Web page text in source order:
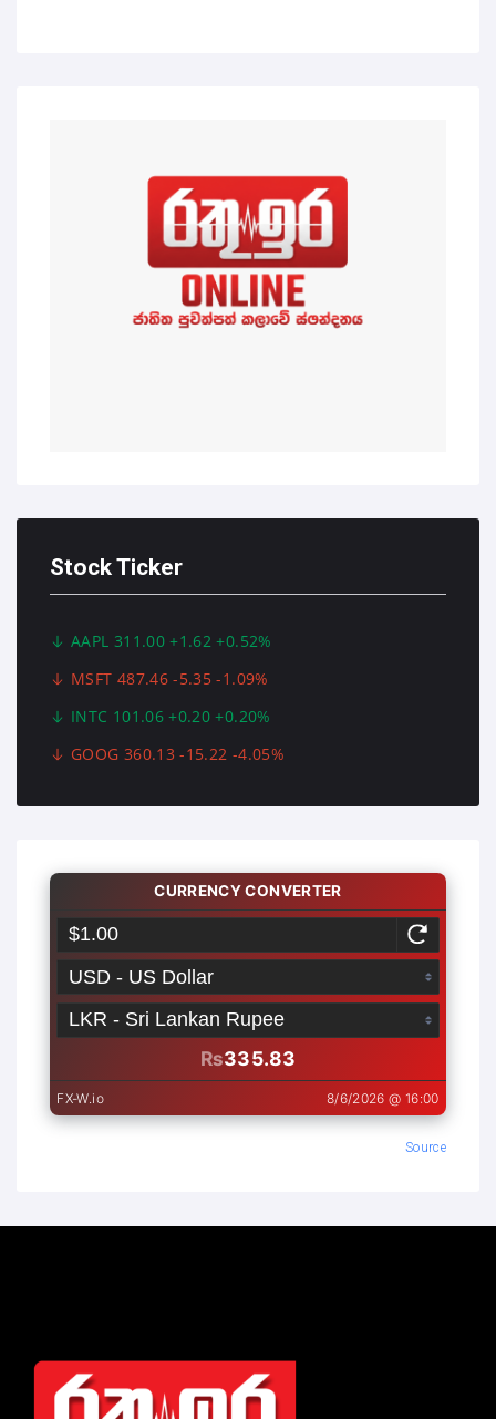
Stock Ticker
AAPL 311.00 +1.62 +0.52%
MSFT 487.46 -5.35 -1.09%
INTC 101.06 +0.20 +0.20%
GOOG 360.13 -15.22 -4.05%
Source